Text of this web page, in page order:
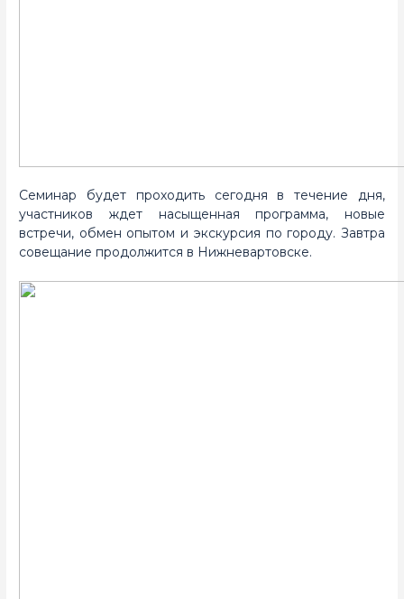
Семинар будет проходить сегодня в течение дня,
участников ждет насыщенная программа, новые
встречи, обмен опытом и экскурсия по городу. Завтра
совещание продолжится в Нижневартовске.